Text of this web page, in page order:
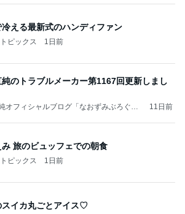
える最新式のハンディファン
ピックス 1日前
のトラブルメーカー第1167回更新しまし
オフィシャルブログ「なおずみぶろぐ」
11日前
旅のビュッフェでの朝食
ピックス 1日前
スイカ丸ごとアイス♡